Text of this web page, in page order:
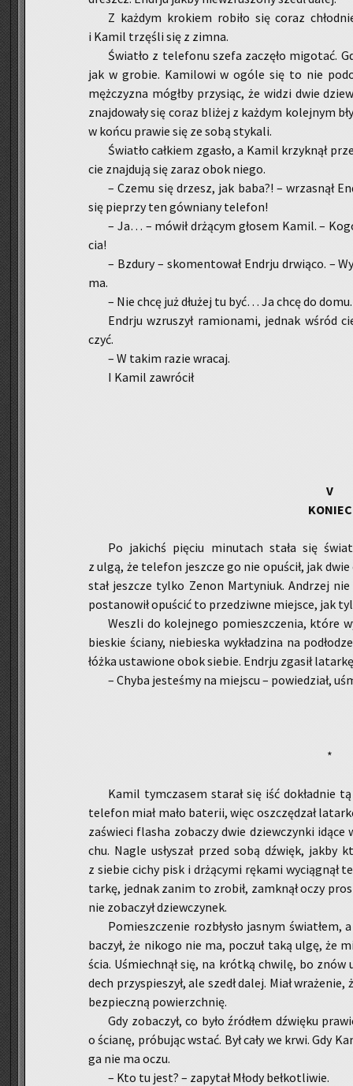
Z każ­dym kro­kiem ro­bi­ło się coraz
i Kamil trzę­śli się z zimna.
Świa­tło z te­le­fo­nu szefa za­czę­ło mi­go­tać.
jak w gro­bie. Ka­mi­lo­wi w ogóle się to nie
męż­czy­zna mógł­by przy­siąc, że widzi dwie
znaj­do­wa­ły się coraz bli­żej z każ­dym ko­lej­nym
w końcu pra­wie się ze sobą sty­ka­li.
Świa­tło cał­kiem zga­sło, a Kamil krzyk­nął
cie znaj­du­ją się zaraz obok niego.
– Czemu się drzesz, jak baba?! – wrza­snął
się pie­przy ten gów­nia­ny te­le­fon!
– Ja… – mówił drżą­cym gło­sem Kamil. –
cia!
– Bzdu­ry – sko­men­to­wał En­dr­ju drwią­co. –
ma.
– Nie chcę już dłu­żej tu być… Ja chcę do domu.
En­dr­ju wzru­szył ra­mio­na­mi, jed­nak wśród
czyć.
– W takim razie wra­caj.
I Kamil za­wró­cił
V
KO­NIEC
Po ja­kichś pię­ciu mi­nu­tach stała się
z ulgą, że te­le­fon jesz­cze go nie opu­ścił, jak
stał jesz­cze tylko Zenon Mar­ty­niuk. An­drzej
po­sta­no­wił opu­ścić to prze­dziw­ne miej­sce, jak
We­szli do ko­lej­ne­go po­miesz­cze­nia, które
bie­skie ścia­ny, nie­bie­ska wy­kła­dzi­na na
łóżka usta­wio­ne obok sie­bie. En­dr­ju zga­sił
– Chyba je­ste­śmy na miej­scu – po­wie­dział,
*
Kamil tym­cza­sem sta­rał się iść do­kład­nie
te­le­fon miał mało ba­te­rii, więc oszczę­dzał
za­świe­ci fla­sha zo­ba­czy dwie dziew­czyn­ki
chu. Nagle usły­szał przed sobą dźwięk, jakby
z sie­bie cichy pisk i drżą­cy­mi rę­ka­mi wy­cią­gnął
tar­kę, jed­nak zanim to zro­bił, za­mknął oczy
nie zo­ba­czył dziew­czy­nek.
Po­miesz­cze­nie roz­bły­sło ja­snym
ba­czył, że ni­ko­go nie ma, po­czuł taką ulgę, że
ścia. Uśmiech­nął się, na krót­ką chwi­lę, bo znów
dech przy­spie­szył, ale szedł dalej. Miał
bez­piecz­ną po­wierzch­nię.
Gdy zo­ba­czył, co było źró­dłem dźwię­ku
o ścia­nę, pró­bu­jąc wstać. Był cały we krwi. Gdy
ga nie ma oczu.
– Kto tu jest? – za­py­tał Młody beł­ko­tli­wie.